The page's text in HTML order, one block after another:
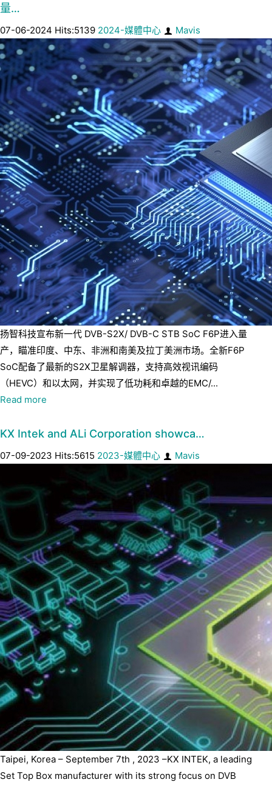
量…
07-06-2024 Hits:5139 2024-媒體中心 Mavis
扬智科技宣布新一代 DVB-S2X/ DVB-C STB SoC F6P进入量
产，瞄准印度、中东、非洲和南美及拉丁美洲市场。全新F6P
SoC配备了最新的S2X卫星解调器，支持高效视讯编码
（HEVC）和以太网，并实现了低功耗和卓越的EMC/...
Read more
KX Intek and ALi Corporation showca…
07-09-2023 Hits:5615 2023-媒體中心 Mavis
Taipei, Korea – September 7th , 2023 –KX INTEK, a leading
Set Top Box manufacturer with its strong focus on DVB